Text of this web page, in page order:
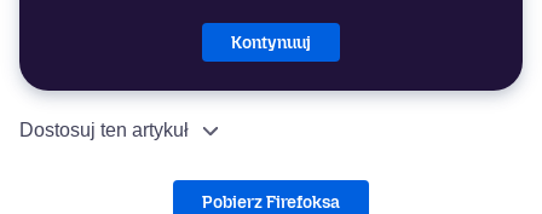
Kontynuuj
Dostosuj ten artykuł
Pobierz Firefoksa